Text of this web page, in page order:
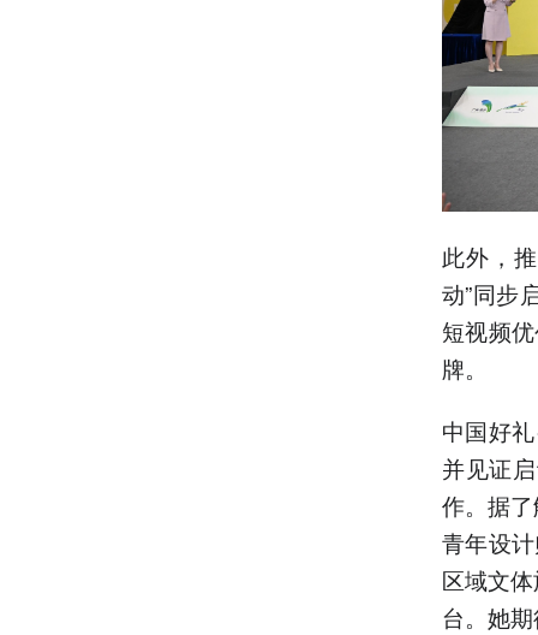
此外，
动”同步
短视频
牌。
中国好
并见证
作。据
青年设
区域文
台。她